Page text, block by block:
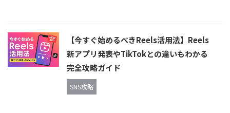
【今すぐ始めるべきReels活用法】Reels
新アプリ発表やTikTokとの違いもわかる
完全攻略ガイド
SNS攻略